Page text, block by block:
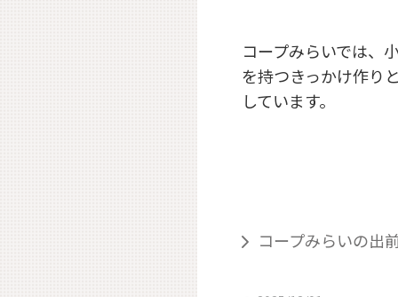
コープみらいでは、
を持つきっかけ作り
しています。
コープみらいの出